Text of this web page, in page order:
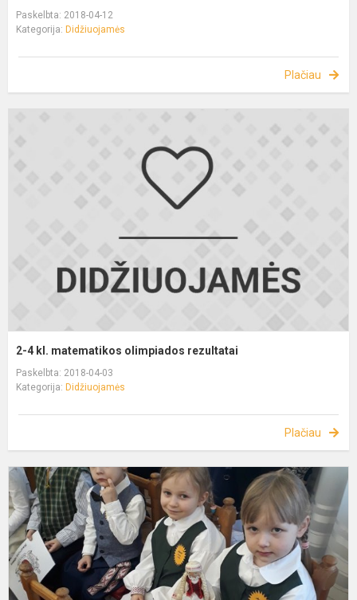
Paskelbta: 2018-04-12
Kategorija: Didžiuojamės
Plačiau
2-4 kl. matematikos olimpiados rezultatai
Paskelbta: 2018-04-03
Kategorija: Didžiuojamės
Plačiau